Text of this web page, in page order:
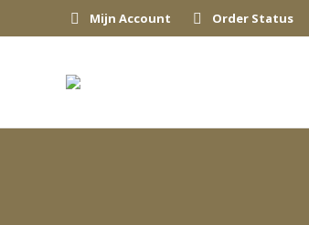
Mijn Account Order Status